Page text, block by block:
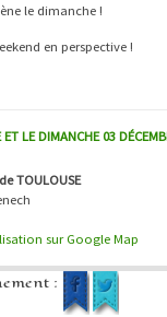
le dimanche !
en perspective !
LE DIMANCHE 03
TOULOUSE
sur Google Map
: